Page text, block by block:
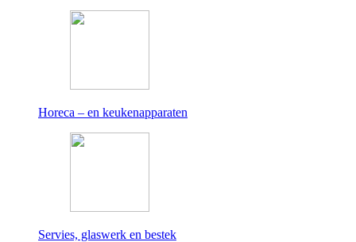
Horeca – en keukenapparaten
Servies, glaswerk en bestek